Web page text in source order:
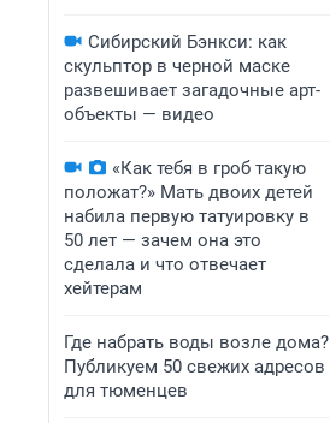
Сибирский Бэнкси: как
скульптор в черной маске
развешивает загадочные арт-
объекты — видео
«Как тебя в гроб такую
положат?» Мать двоих детей
набила первую татуировку в
50 лет — зачем она это
сделала и что отвечает
хейтерам
Где набрать воды возле дома?
Публикуем 50 свежих адресов
для тюменцев